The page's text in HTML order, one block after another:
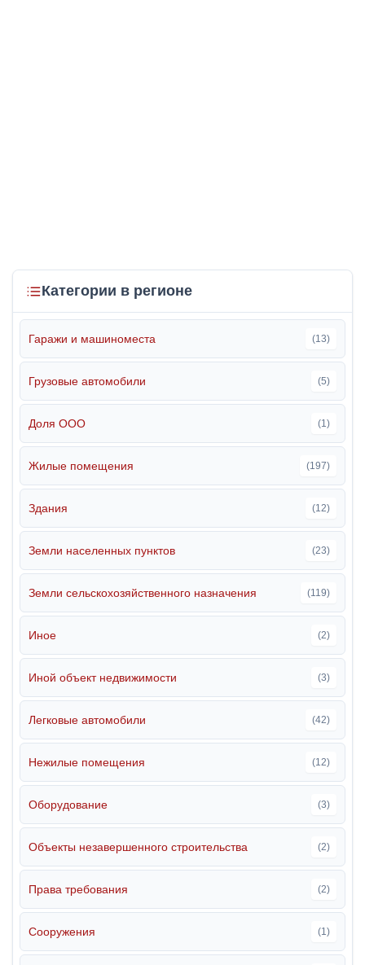
Категории в регионе
Гаражи и машиноместа (13)
Грузовые автомобили (5)
Доля ООО (1)
Жилые помещения (197)
Здания (12)
Земли населенных пунктов (23)
Земли сельскохозяйственного назначения (119)
Иное (2)
Иной объект недвижимости (3)
Легковые автомобили (42)
Нежилые помещения (12)
Оборудование (3)
Объекты незавершенного строительства (2)
Права требования (2)
Сооружения (1)